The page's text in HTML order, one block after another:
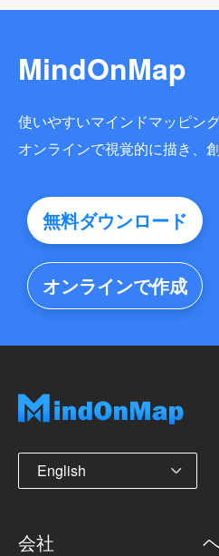
MindOnMap
使いやすいマインドマッピン
オンラインで視覚的に描き、
無料ダウンロード
オンラインで作成
English
会社